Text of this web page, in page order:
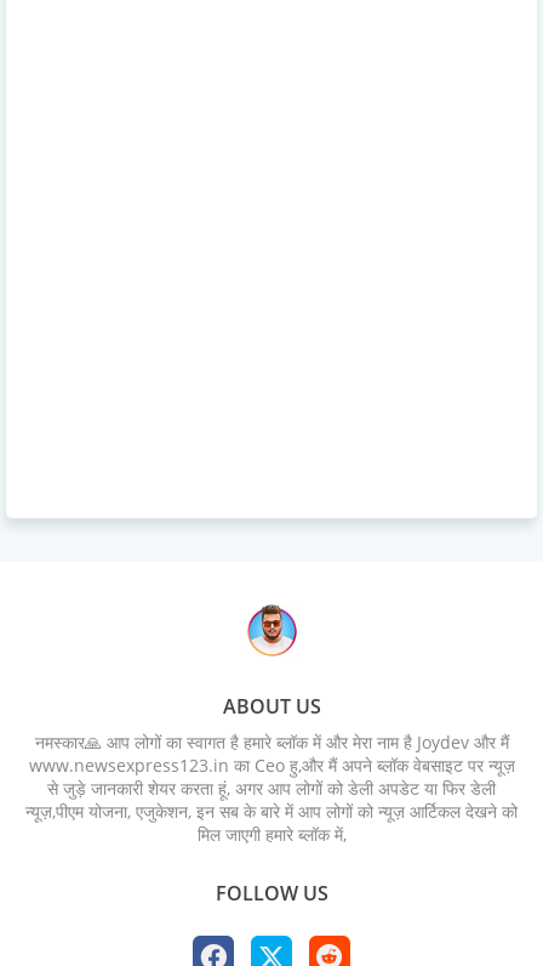
ABOUT US
नमस्कार🙏 आप लोगों का स्वागत है हमारे ब्लॉक में और मेरा नाम है Joydev और मैं
www.newsexpress123.in का Ceo हु,और मैं अपने ब्लॉक वेबसाइट पर न्यूज़
से जुड़े जानकारी शेयर करता हूं, अगर आप लोगों को डेली अपडेट या फिर डेली
न्यूज़,पीएम योजना, एजुकेशन, इन सब के बारे में आप लोगों को न्यूज़ आर्टिकल देखने को
मिल जाएगी हमारे ब्लॉक में,
FOLLOW US